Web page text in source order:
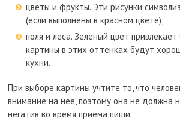
цветы и фрукты. Эти рисунки
(если выполнены в красном цвете);
поля и леса. Зеленый цвет привлекает
картины в этих оттенках будут
кухни.
При выборе картины учтите то, что
внимание на нее, поэтому она не должна
негатив во время приема пищи.